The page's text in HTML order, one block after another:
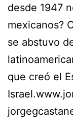
desde 1947
mexicanos?
se abstuvo
que creó el